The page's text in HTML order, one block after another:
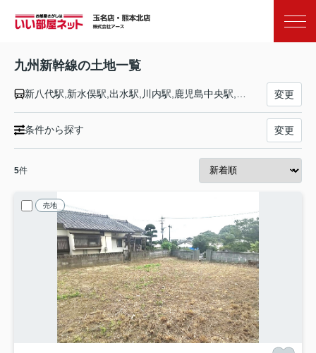
九州新幹線の土地一覧
新八代駅,新水俣駅,出水駅,川内駅,鹿児島中央駅,博多駅,新鳥栖駅,久留米駅,筑後船小屋駅,新大牟田駅,新玉名駅,熊本駅 変更
条件から探す 変更
5件
売地